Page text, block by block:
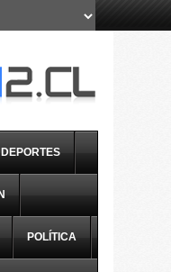
DEPORTES
POLÍTICA